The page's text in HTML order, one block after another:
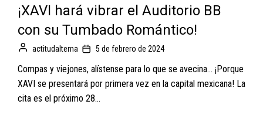
¡XAVI hará vibrar el Auditorio BB
con su Tumbado Romántico!
actitudalterna 5 de febrero de 2024
Compas y viejones, alístense para lo que se avecina... ¡Porque
XAVI se presentará por primera vez en la capital mexicana! La
cita es el próximo 28...